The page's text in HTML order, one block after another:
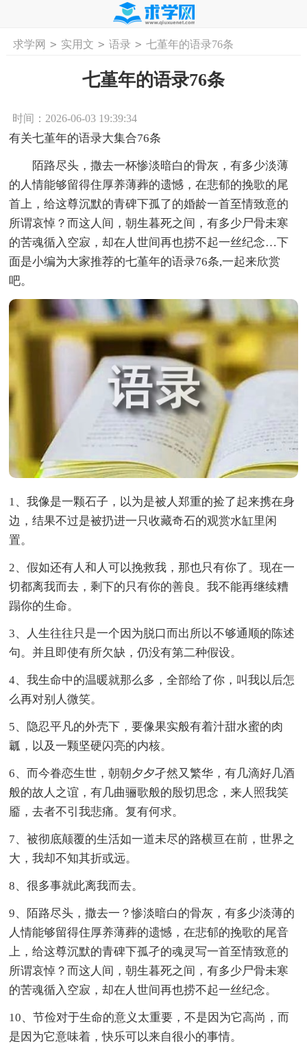
首页 工作计划 活动计划 学习计划
求学网 > 实用文 > 语录 > 七堇年的语录76条
七堇年的语录76条
时间：2026-06-03 19:39:34
有关七堇年的语录大集合76条
陌路尽头，撒去一杯惨淡暗白的骨灰，有多少淡薄
的人情能够留得住厚养薄葬的遗憾，在悲郁的挽歌的尾
首上，给这尊沉默的青碑下孤了的婚龄一首至情致意的
所谓哀悼？而这人间，朝生暮死之间，有多少尸骨未寒
的苦魂循入空寂，却在人世间再也捞不起一丝纪念…下
面是小编为大家推荐的七堇年的语录76条,一起来欣赏
吧。
1、我像是一颗石子，以为是被人郑重的捡了起来携在身
边，结果不过是被扔进一只收藏奇石的观赏水缸里闲
置。
2、假如还有人和人可以挽救我，那也只有你了。现在一
切都离我而去，剩下的只有你的善良。我不能再继续糟
蹋你的生命。
3、人生往往只是一个因为脱口而出所以不够通顺的陈述
句。并且即使有所欠缺，仍没有第二种假设。
4、我生命中的温暖就那么多，全部给了你，叫我以后怎
么再对别人微笑。
5、隐忍平凡的外壳下，要像果实般有着汁甜水蜜的肉
瓤，以及一颗坚硬闪亮的内核。
6、而今眷恋生世，朝朝夕夕孑然又繁华，有几滴好几酒
般的故人之谊，有几曲骊歌般的殷切思念，来人照我笑
靥，去者不引我悲痛。复有何求。
7、被彻底颠覆的生活如一道未尽的路横亘在前，世界之
大，我却不知其折或远。
8、很多事就此离我而去。
9、陌路尽头，撒去一？惨淡暗白的骨灰，有多少淡薄的
人情能够留得住厚养薄葬的遗憾，在悲郁的挽歌的尾音
上，给这尊沉默的青碑下孤孑的魂灵写一首至情致意的
所谓哀悼？而这人间，朝生暮死之间，有多少尸骨未寒
的苦魂循入空寂，却在人世间再也捞不起一丝纪念。
10、节俭对于生命的意义太重要，不是因为它高尚，而
是因为它意味着，快乐可以来自很小的事情。